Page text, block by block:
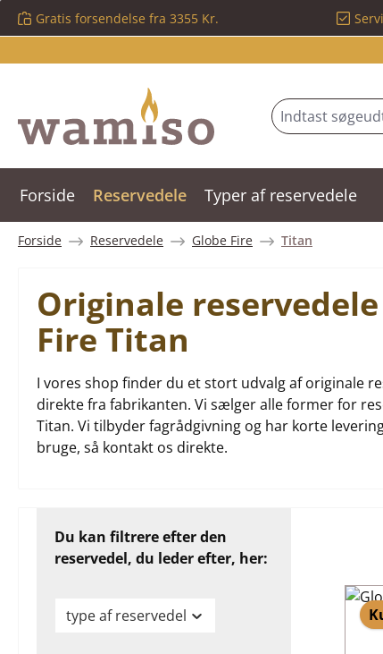
til hovedindhold
Spring til søgning
Gå til hovednavigation
Gratis forsendelse fra 3355 Kr.
Forside Reservedele Typer af reservedele
Forside Reservedele Globe Fire Titan
Originale
Fire Titan
I vores shop finder du et stort udvalg af originale
direkte fra fabrikanten. Vi sælger alle former for
Titan. Vi tilbyder fagrådgivning og har korte
bruge, så kontakt os direkte.
Du kan filtrere efter den
reservedel, du leder efter, her:
type af reservedel